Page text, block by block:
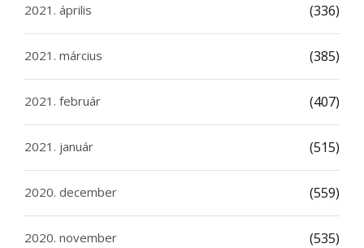
2021. április (336)
2021. március (385)
2021. február (407)
2021. január (515)
2020. december (559)
2020. november (535)